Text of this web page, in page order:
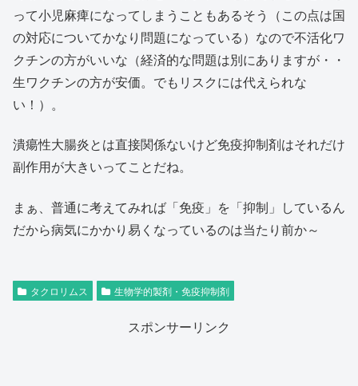
って小児麻痺になってしまうこともあるそう（この点は国
の対応についてかなり問題になっている）なので不活化ワ
クチンの方がいいな（経済的な問題は別にありますが・・
生ワクチンの方が安価。でもリスクには代えられな
い！）。
潰瘍性大腸炎とは直接関係ないけど免疫抑制剤はそれだけ
副作用が大きいってことだね。
まぁ、普通に考えてみれば「免疫」を「抑制」しているん
だから病気にかかり易くなっているのは当たり前か～
タクロリムス 生物学的製剤・免疫抑制剤
スポンサーリンク